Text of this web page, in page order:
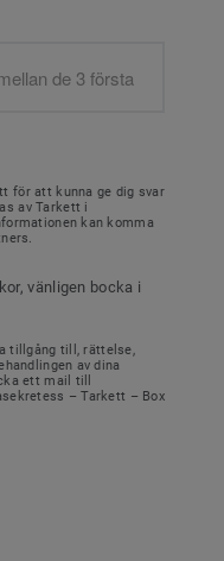
för att kunna ge dig svar
av Tarkett i
kan komma
vänligen bocka i
tillgång till, rättelse,
av dina
ett mail till
– Tarkett – Box